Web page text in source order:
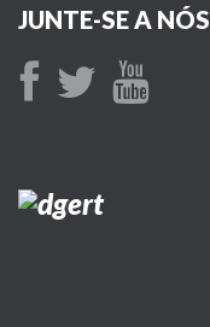
JUNTE-SE A NÓS